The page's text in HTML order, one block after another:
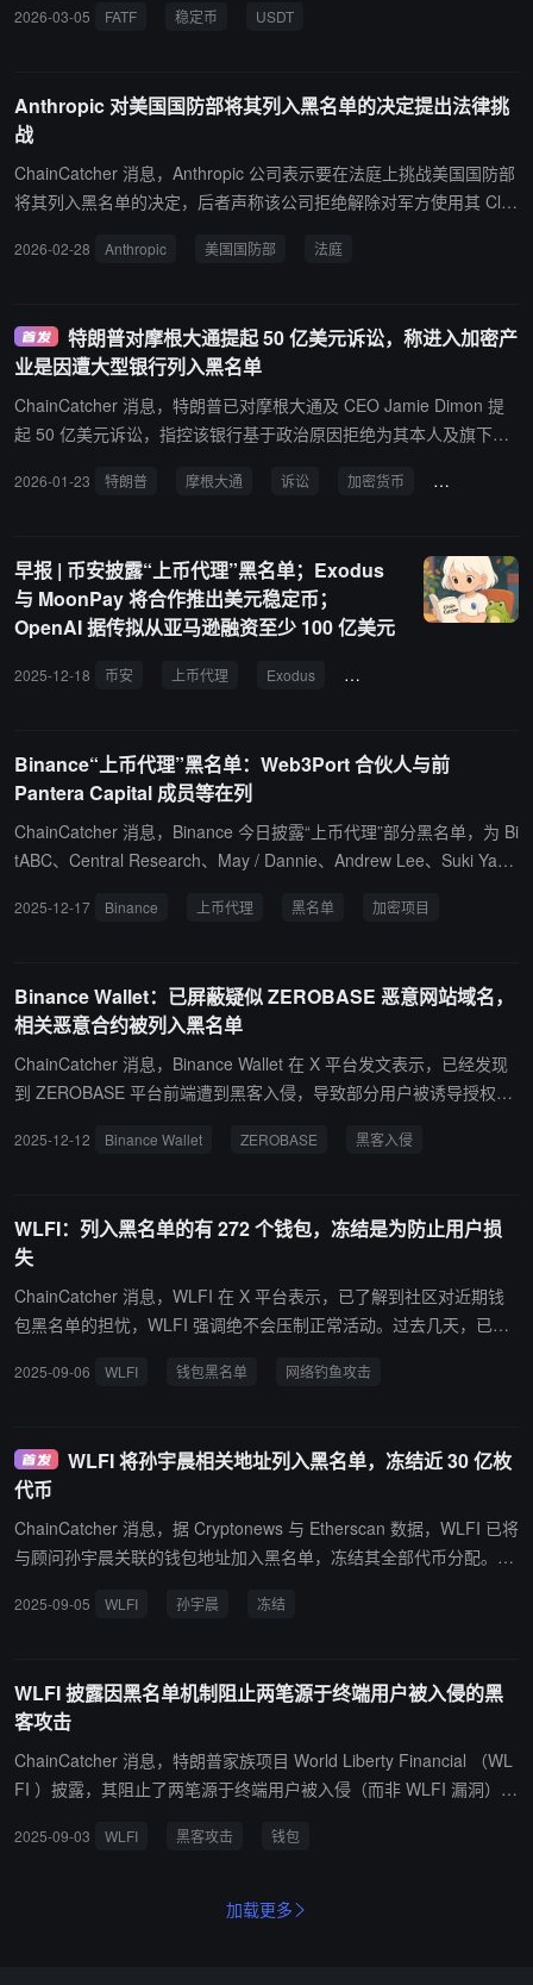
冻结的法律依据发表公开声明。
时，由于缺乏受监管中介，相关活动更难追踪与监管。FATF 表示，
及稳定币。报告建议各司法辖区要求稳定币发行方具备技术能力，在
必要时对涉及可疑地址的资产进行冻结、销毁或列入黑名单，并在智
能合约中嵌入允许名单（allow-list）和拒绝名单（deny-list）等合规
功能。FATF 指出，与价格波动较大的比特币和以太坊相比，稳定币
于跨境转移，正被越来越多犯罪网络用于资金转移和洗钱活动。此
为法币。FATF 呼吁加强对稳定币发行方的监管，并推动加密行业更
广泛采用区块链分析工具及“旅行规则”等反洗钱措施。
2026-03-05 FATF 稳定币 USDT
Anthropic 对美国国防部将其列入黑名单的决定提出法律挑
战
ChainCatcher 消息，Anthropic 公司表示要在法庭上挑战美国国防部
将其列入黑名单的决定，后者声称该公司拒绝解除对军方使用其 Cla
难过”。这家前沿人工智能公司正在做自特朗普重返白宫以来很少有
与众多客户的联系，这种做法历来只针对“外国敌对势力”。Anthropic
声明称：“无论‘战争部’如何恐吓或惩罚，都不会改变我们对大规模监
控或完全自动化武器的立场。”“我们将通过法律途径对任何供应链风
险认定提出质疑。”
2026-02-28 Anthropic 美国国防部 法庭
特朗普对摩根大通提起 50 亿美元诉讼，称进入加密产
业是因遭大型银行列入黑名单
ChainCatcher 消息，特朗普已对摩根大通及 CEO Jamie Dimon 提
起 50 亿美元诉讼，指控该银行基于政治原因拒绝为其本人及旗下企
动。特朗普家族声称正是因为遭大型银行列入黑名单，才被迫投身加
照，力推稳定币业务。
2026-01-23 特朗普 摩根大通 诉讼 加密货币 去银行化
早报 | 币安披露“上币代理”黑名单；Exodus
与 MoonPay 将合作推出美元稳定币；
OpenAI 据传拟从亚马逊融资至少 100 亿美元
2025-12-18 币安 上币代理 Exodus MoonPay
Binance“上币代理”黑名单：Web3Port 合伙人与前
Pantera Capital 成员等在列
ChainCatcher 消息，Binance 今日披露“上币代理”部分黑名单，为 Bi
tABC、Central Research、May / Dannie、Andrew Lee、Suki Yan
相信任何“上币代理”。基于公开渠道获取的以上个人或实体相关信息
在交易平台早期阶段获得曝光和增长。 May / Dannie 为 Binance 此
前披露的不当做市商 Web3Port 合伙人，核心人物 May Liu 及其团队
建立了一条“上 Binance 的经纪流水线”，从 Spark Digital Capital 到
Web3Port，再到 Whisper。Spark 以 VC 名义运作，实际运营市场外
业内卷后，项目方不愿再无偿提供代币，Spark 转向孵化器模式，成
多个加密平台任职（如 CertiK、Hyype 等），还创办了 Solana 链 M
eme 发射器 Lmao.fun。 Andrew Lee 为加密行业从业者，曾参与多
个区块链项目（如 Handshake、Purse.io 等），可能涉及项目推广
或中介。 Fiona Lee 与 Kenny Z 具体公开信息有限，疑似个人项目
是一家加密研究或咨询机构，具体细节较少公开。
2025-12-17 Binance 上币代理 黑名单 加密项目
Binance Wallet：已屏蔽疑似 ZEROBASE 恶意网站域名，
相关恶意合约被列入黑名单
ChainCatcher 消息，Binance Wallet 在 X 平台发文表示，已经发现
到 ZEROBASE 平台前端遭到黑客入侵，导致部分用户被诱导授权恶
蔽疑似恶意网站域名、将相关恶意合约列入黑名单，并承诺在 30 分
2025-12-12 Binance Wallet ZEROBASE 黑客入侵
WLFI：列入黑名单的有 272 个钱包，冻结是为防止用户损
失
ChainCatcher 消息，WLFI 在 X 平台表示，已了解到社区对近期钱
包黑名单的担忧，WLFI 强调绝不会压制正常活动。过去几天，已有
粹是为了防止用户损失，同时正在调查并帮助受影响的用户。这 272
资产。50 起（约 18.4%）所有者报告了违规行为；团队应他们的要
求将这些地址列入黑名单，以帮助保护/追回资金。5 起（约 1.8%）
被标记为高风险敞口（安全风险正在审查中）。1 起（约 0.4%）涉
嫌挪用其他持有人资金；正在进行全面的内部审查。WLFI 称不会对
动警报时，会立即采取行动。后续措施如下：将继续与合法所有者合
2025-09-06 WLFI 钱包黑名单 网络钓鱼攻击
WLFI 将孙宇晨相关地址列入黑名单，冻结近 30 亿枚
代币
ChainCatcher 消息，据 Cryptonews 与 Etherscan 数据，WLFI 已将
与顾问孙宇晨关联的钱包地址加入黑名单，冻结其全部代币分配。项
1.01 亿美元）、已质押代币 24 亿枚（约 4.52 亿美元）。
2025-09-05 WLFI 孙宇晨 冻结
WLFI 披露因黑名单机制阻止两笔源于终端用户被入侵的黑
客攻击
ChainCatcher 消息，特朗普家族项目 World Liberty Financial （WL
FI ）披露，其阻止了两笔源于终端用户被入侵（而非 WLFI 漏洞）的
入侵（私钥丢失）的钱包批量列入黑名单。这些链上操作挫败了试图
2025-09-03 WLFI 黑客攻击 钱包
加载更多